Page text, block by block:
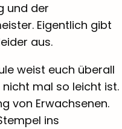
und der
Eigentlich gibt
aus.
weist euch überall
mal so leicht ist.
von Erwachsenen.
ins